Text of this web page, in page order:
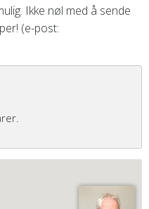
Ikke nøl med å sende
(e-post: